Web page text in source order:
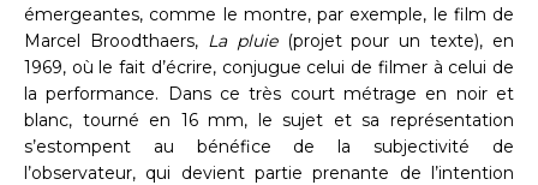
émergeantes, comme le montre, par exemple, le film de
Marcel Broodthaers, La pluie(projet pour un texte), en
1969, où le fait d’écrire, conjugue celui de filmer à celui de
la performance. Dans ce très court métrage en noir et
blanc, tourné en 16 mm, le sujet et sa représentation
s’estompent au bénéfice de la subjectivité de
l’observateur, qui devient partie prenante de l’intention